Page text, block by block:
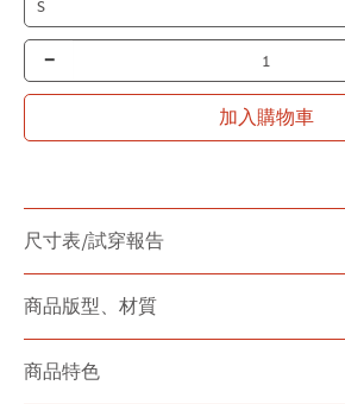
-
加入購物車
尺寸表/試穿報告
商品版型、材質
商品特色